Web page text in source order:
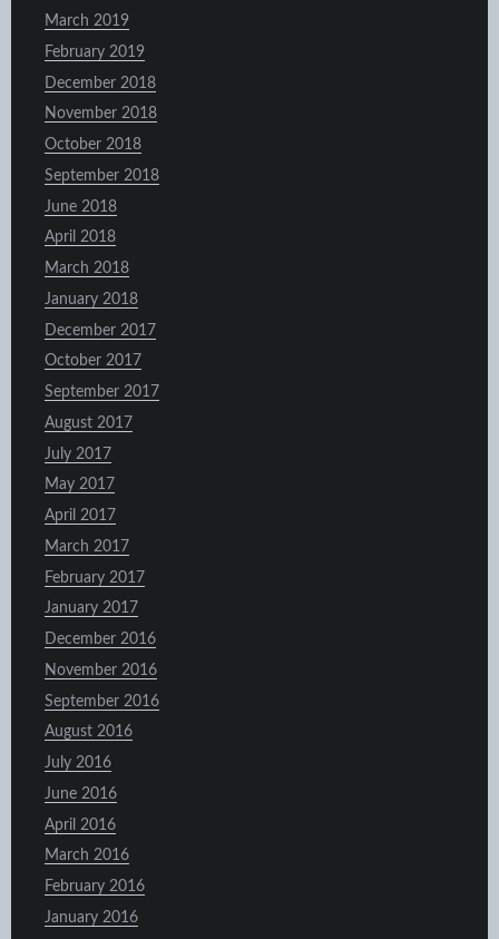
March 2019
February 2019
December 2018
November 2018
October 2018
September 2018
June 2018
April 2018
March 2018
January 2018
December 2017
October 2017
September 2017
August 2017
July 2017
May 2017
April 2017
March 2017
February 2017
January 2017
December 2016
November 2016
September 2016
August 2016
July 2016
June 2016
April 2016
March 2016
February 2016
January 2016